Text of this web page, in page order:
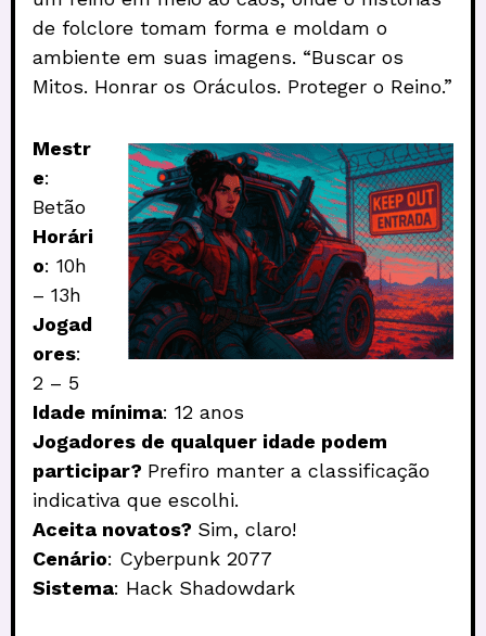
de folclore tomam forma e moldam o
ambiente em suas imagens. “Buscar os
Mitos. Honrar os Oráculos. Proteger o Reino.”
Mestr
e:
Betão
Horári
o: 10h
– 13h
Jogad
ores:
2 – 5
Idade mínima: 12 anos
Jogadores de qualquer idade podem
participar? Prefiro manter a classificação
indicativa que escolhi.
Aceita novatos? Sim, claro!
Cenário: Cyberpunk 2077
Sistema: Hack Shadowdark